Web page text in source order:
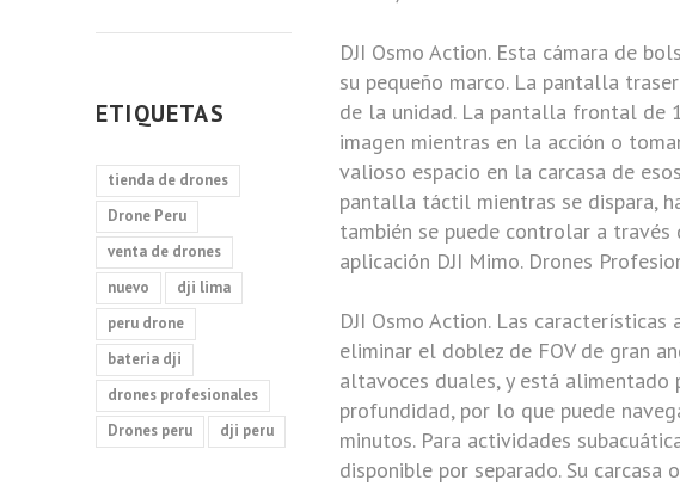
DJI Osmo Action. Esta cámara de
su pequeño marco. La pantalla
de la unidad. La pantalla frontal de
imagen mientras en la acción o
valioso espacio en la carcasa de
pantalla táctil mientras se dispara,
también se puede controlar a
aplicación DJI Mimo.Drones
DJI Osmo Action. Las características
eliminar el doblez de FOV de gran
altavoces duales, y está
profundidad, por lo que puede
minutos. Para actividades
disponible por separado. Su
ETIQUETAS
tienda de drones
Drone Peru
venta de drones
nuevo
dji lima
peru drone
bateria dji
drones profesionales
Drones peru
dji peru